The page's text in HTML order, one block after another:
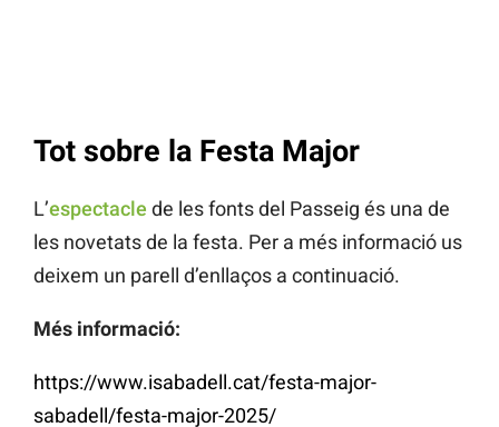
Tot sobre la Festa Major
L’espectacle de les fonts del Passeig és una de
les novetats de la festa. Per a més informació us
deixem un parell d’enllaços a continuació.
Més informació:
https://www.isabadell.cat/festa-major-
sabadell/festa-major-2025/